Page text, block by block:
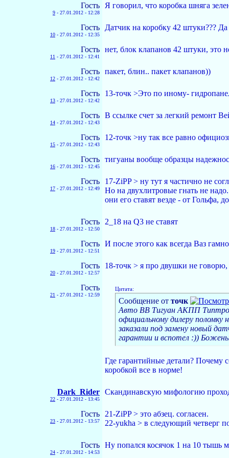
Гость
9 - 27.01.2012 - 12:28
Я говорил, что коробка шняга
Гость
10 - 27.01.2012 - 12:35
Датчик на коробку 42 штуки???
Гость
11 - 27.01.2012 - 12:41
нет, блок клапанов 42 штуки, это
Гость
12 - 27.01.2012 - 12:42
пакет, блин.. пакет клапанов))
Гость
13 - 27.01.2012 - 12:42
13-точк >Это по иному-
Гость
14 - 27.01.2012 - 12:43
В ссылке счет за легкий ремонт
Гость
15 - 27.01.2012 - 12:43
12-точк >ну так все равно
Гость
16 - 27.01.2012 - 12:45
тигуаны вообще образцы
Гость
17 - 27.01.2012 - 12:49
17-ZiPP > ну тут я частично не
Но на двухлитровые гнать не
они его ставят везде - от Гольфа,
Гость
18 - 27.01.2012 - 12:50
2_18 на Q3 не ставят
Гость
19 - 27.01.2012 - 12:51
И после этого как всегда Ваз
Гость
20 - 27.01.2012 - 12:57
18-точк > я про двушки не
Гость
21 - 27.01.2012 - 12:59
Цитата:
Сообщение от точк
Авто ВВ Тигуан АКПП
официальному дилеру
заказали под замену новый
гарантии и вспотел :))
Где гарантийные детали? Почему
коробкой все в норме!
Dark_Rider
22 - 27.01.2012 - 13:45
Скандинавскую мифологию
Гость
23 - 27.01.2012 - 13:57
21-ZiPP > это абзец. согласен.
22-yukha > в следующий четверг
Гость
24 - 27.01.2012 - 14:53
Ну попался косячок 1 на 10 тышь